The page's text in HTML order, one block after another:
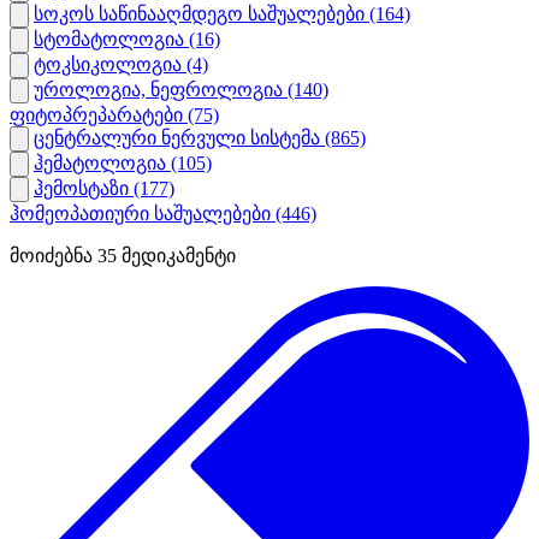
სოკოს საწინააღმდეგო საშუალებები (164)
სტომატოლოგია (16)
ტოკსიკოლოგია (4)
უროლოგია, ნეფროლოგია (140)
ფიტოპრეპარატები (75)
ცენტრალური ნერვული სისტემა (865)
ჰემატოლოგია (105)
ჰემოსტაზი (177)
ჰომეოპათიური საშუალებები (446)
მოიძებნა 35 მედიკამენტი